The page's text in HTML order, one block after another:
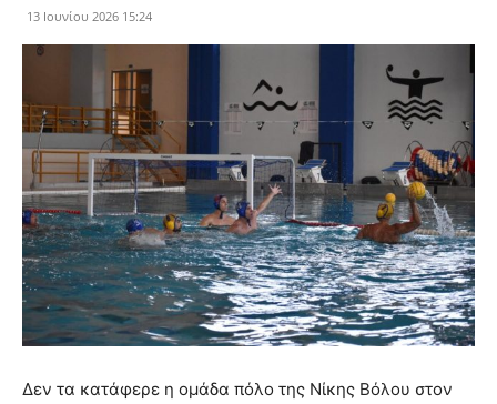
13 Ιουνίου 2026 15:24
Δεν τα κατάφερε η ομάδα πόλο της Νίκης Βόλου στον